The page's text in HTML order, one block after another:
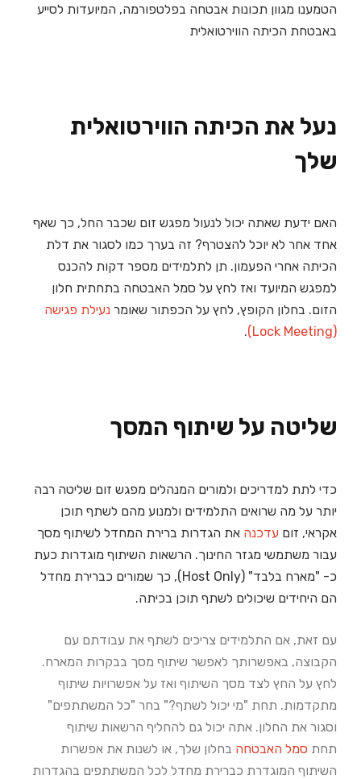
הטמענו מגוון תכונות אבטחה בפלטפורמה, המיועדות לסייע
באבטחת הכיתה הווירטואלית
נעל את הכיתה הווירטואלית
שלך
האם ידעת שאתה יכול לנעול מפגש זום שכבר החל, כך שאף
אחד אחר לא יוכל להצטרף? זה בערך כמו לסגור את דלת
הכיתה אחרי הפעמון. תן לתלמידים מספר דקות להכנס
למפגש המיועד ואז לחץ על סמל האבטחה בתחתית חלון
הזום. בחלון הקופץ, לחץ על הכפתור שאומר נעילת פגישה
(Lock Meeting)
.
שליטה על שיתוף המסך
כדי לתת למדריכים ולמורים המנהלים מפגש זום שליטה רבה
יותר על מה שרואים התלמידים ולמנוע מהם לשתף תוכן
אקראי, זום עדכנה את הגדרות ברירת המחדל לשיתוף מסך
עבור משתמשי מגזר החינוך. הרשאות השיתוף מוגדרות כעת
כ- "מארח בלבד" (Host Only), כך שמורים כברירת מחדל
הם היחידים שיכולים לשתף תוכן בכיתה.
עם זאת, אם התלמידים צריכים לשתף את עבודתם עם
הקבוצה, באפשרותך לאפשר שיתוף מסך בבקרות המארח.
לחץ על החץ לצד מסך השיתוף ואז על אפשרויות שיתוף
מתקדמות. תחת "מי יכול לשתף?" בחר "כל המשתתפים"
וסגור את החלון. אתה יכול גם להחליף הרשאות שיתוף
תחת סמל האבטחה בחלון שלך, או לשנות את אפשרות
השיתוף המוגדרת כברירת מחדל לכל המשתתפים בהגדרות